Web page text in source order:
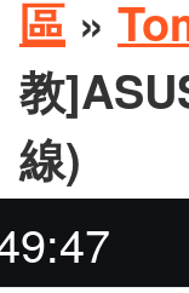
區 »
教
線)